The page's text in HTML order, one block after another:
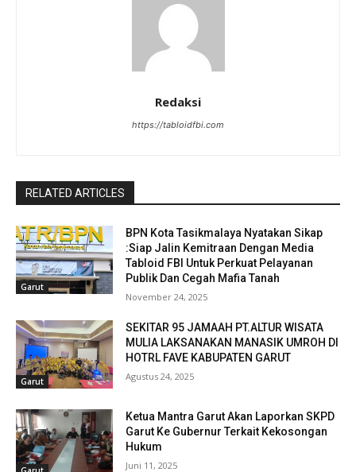
Redaksi
https://tabloidfbi.com
RELATED ARTICLES
Garut
BPN Kota Tasikmalaya Nyatakan Sikap
:Siap Jalin Kemitraan Dengan Media
Tabloid FBI Untuk Perkuat Pelayanan
Publik Dan Cegah Mafia Tanah
November 24, 2025
Garut
SEKITAR 95 JAMAAH PT.ALTUR WISATA
MULIA LAKSANAKAN MANASIK UMROH DI
HOTRL FAVE KABUPATEN GARUT
Agustus 24, 2025
Ketua Mantra Garut Akan Laporkan SKPD
Garut Ke Gubernur Terkait Kekosongan
Hukum
Juni 11, 2025